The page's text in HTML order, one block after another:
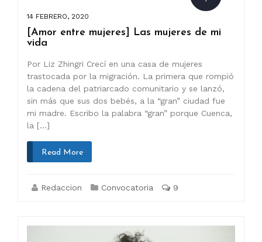
14 FEBRERO, 2020
[Amor entre mujeres] Las mujeres de mi
vida
Por Liz Zhingri Crecí en una casa de mujeres
trastocada por la migración. La primera que rompió
la cadena del patriarcado comunitario y se lanzó,
sin más que sus dos bebés, a la “gran” ciudad fue
mi madre. Escribo la palabra “gran” porque Cuenca,
la […]
Read More
Redaccion Convocatoria 9